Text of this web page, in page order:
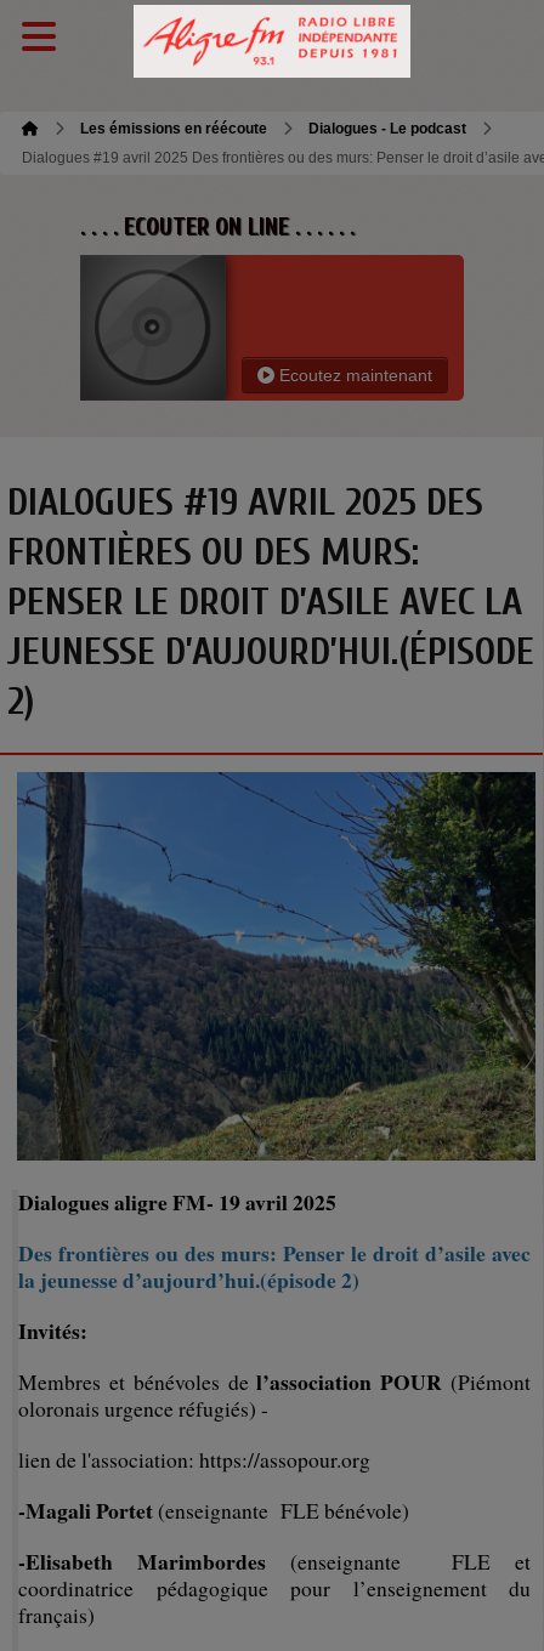
Les émissions en réécoute
Dialogues - Le podcast
Dialogues #19 avril 2025 Des frontières ou des murs: Penser le droit d’asile
. . . . ECOUTER ON LINE . . . . . .
Ecoutez maintenant
DIALOGUES #19 AVRIL 2025 DES
FRONTIÈRES OU DES MURS:
PENSER LE DROIT D’ASILE AVEC LA
JEUNESSE D’AUJOURD’HUI.(ÉPISODE
2)
Dialogues aligre FM- 19 avril 2025
Des frontières ou des murs: Penser le droit d’asile avec
la jeunesse d’aujourd’hui.(épisode 2)
Invités:
Membres et bénévoles del’association POUR (Piémont
oloronais urgence réfugiés) -
lien de l'association: https://assopour.org
-Magali Portet (enseignante FLE bénévole)
-Elisabeth Marimbordes (enseignante FLE et
coordinatrice pédagogique pour l’enseignement du
français)